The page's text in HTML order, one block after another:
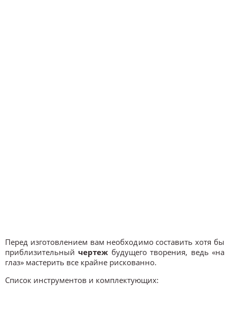
Перед изготовлением вам необходимо составить хотя бы
приблизительный чертеж будущего творения, ведь «на
глаз» мастерить все крайне рискованно.
Список инструментов и комплектующих: